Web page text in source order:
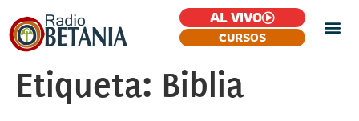
AL VIVO
CURSOS
Etiqueta: Biblia